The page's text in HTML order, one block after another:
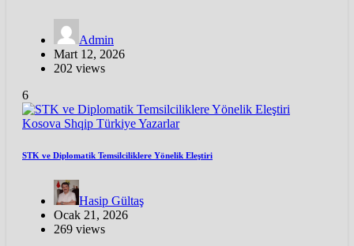
Admin
Mart 12, 2026
202 views
6
Kosova Shqip TürkiyeYazarlar
STK ve Diplomatik Temsilciliklere Yönelik Eleştiri
Hasip Gültaş
Ocak 21, 2026
269 views